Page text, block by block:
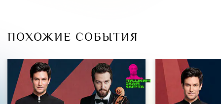
ПОХОЖИЕ СОБЫТИЯ